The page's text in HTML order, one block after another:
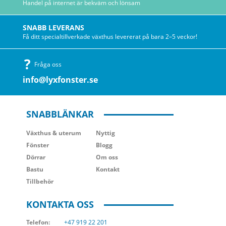
hitta den perfekta produkten för att förbättra deras
utomhusliv.
Ge en genomtänkt gåva. Välj ett Lyxfönster Presentkort
idag!
Handel på internet är bekväm och lönsam
SNABB LEVERANS
Få ditt specialtillverkade växthus levererat på bara 2–5 veckor!
Fråga oss
info@lyxfonster.se
SNABBLÄNKAR
Växthus& uterum
Fönster
Dörrar
Bastu
Tillbehör
Nyttig
Blogg
Om oss
Kontakt
KONTAKTA OSS
Telefon: +47 919 22 201